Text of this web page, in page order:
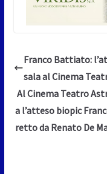
Franco Battiato:
sala al Cinema
Al Cinema Teatro
a l’atteso biopic
retto da Renato De